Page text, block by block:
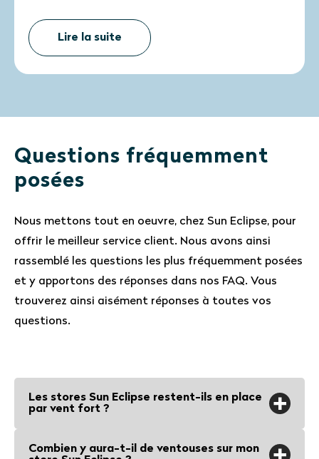
Lire la suite
Questions fréquemment
posées
Nous mettons tout en oeuvre, chez Sun Eclipse, pour
offrir le meilleur service client. Nous avons ainsi
rassemblé les questions les plus fréquemment posées
et y apportons des réponses dans nos FAQ. Vous
trouverez ainsi aisément réponses à toutes vos
questions.
Les stores Sun Eclipse restent-ils en place
par vent fort ?
Combien y aura-t-il de ventouses sur mon